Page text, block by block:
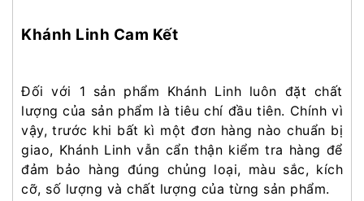
Khánh Linh Cam Kết
Đối với 1 sản phẩm Khánh Linh luôn đặt chất
lượng của sản phẩm là tiêu chí đầu tiên. Chính vì
vậy, trước khi bất kì một đơn hàng nào chuẩn bị
giao, Khánh Linh vẫn cẩn thận kiểm tra hàng để
đảm bảo hàng đúng chủng loại, màu sắc, kích
cỡ, số lượng và chất lượng của từng sản phẩm.